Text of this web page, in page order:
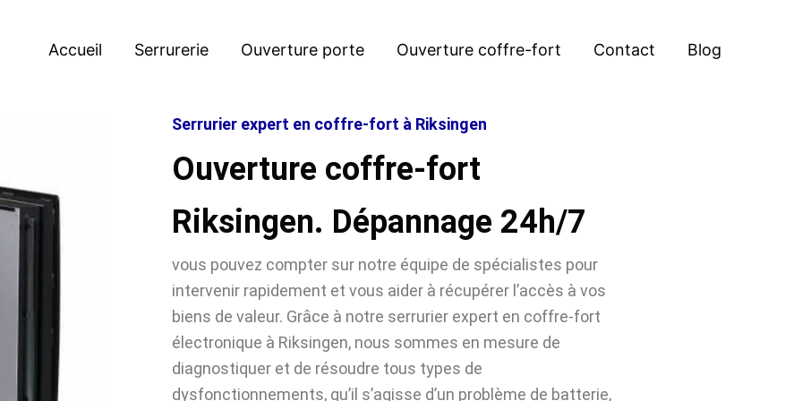
Accueil Serrurerie Ouverture porte Ouverture coffre-fort Contact Blog
Serrurier expert en coffre-fort à Riksingen
Ouverture coffre-fort
Riksingen. Dépannage 24h/7
vous pouvez compter sur notre équipe de spécialistes pour
intervenir rapidement et vous aider à récupérer l’accès à vos
biens de valeur. Grâce à notre serrurier expert en coffre-fort
électronique à Riksingen, nous sommes en mesure de
diagnostiquer et de résoudre tous types de
dysfonctionnements, qu’il s’agisse d’un problème de batterie,